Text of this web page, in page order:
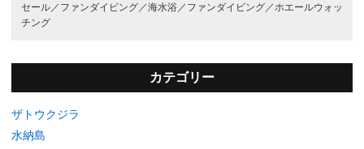
セール／ ファンダイビング／海水浴／ ファンダイビング／ホエールウォッ
チング
カテゴリー
ザトウクジラ
水納島